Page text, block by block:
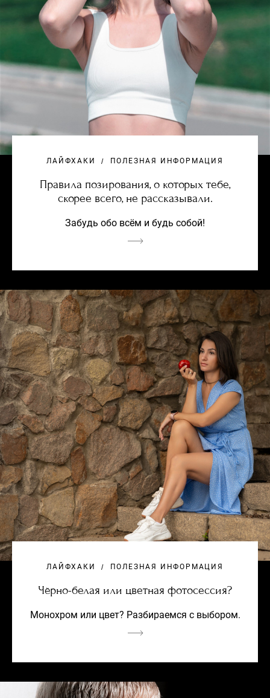
ЛАЙФХАКИ ПОЛЕЗНАЯ ИНФОРМАЦИЯ
Правила позирования, о которых тебе,
скорее всего, не рассказывали.
Забудь обо всём и будь собой!
ЛАЙФХАКИ ПОЛЕЗНАЯ ИНФОРМАЦИЯ
Чёрно-белая или цветная фотосессия?
Монохром или цвет? Разбираемся с выбором.